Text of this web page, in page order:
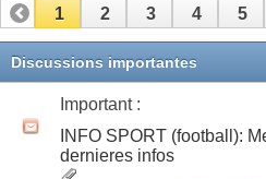
1 2 3 4 5
11 12 13 14
Discussions importantes
Important :
INFO SPORT (football):
dernieres infos